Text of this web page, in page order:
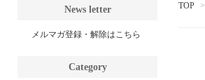
TOP >
News letter
メルマガ登録・解除はこちら
Category